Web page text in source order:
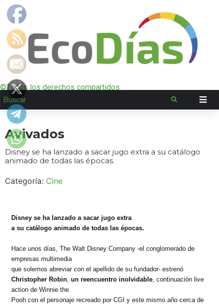
©Todos los derechos compartidos
Avivados
Disney se ha lanzado a sacar jugo extra a su catálogo
animado de todas las épocas.
Categoría: Cine
Disney se ha lanzado a sacar jugo extra
a su catálogo animado de todas las épocas.
Hace unos días, The Walt Disney Company -el conglomerado de
empresas multimedia
que solemos abreviar con el apellido de su fundador- estrenó
Christopher Robin, un reencuentro inolvidable, continuación live
action de Winnie the
Pooh con el personaje recreado por CGI y este mismo año cerca de